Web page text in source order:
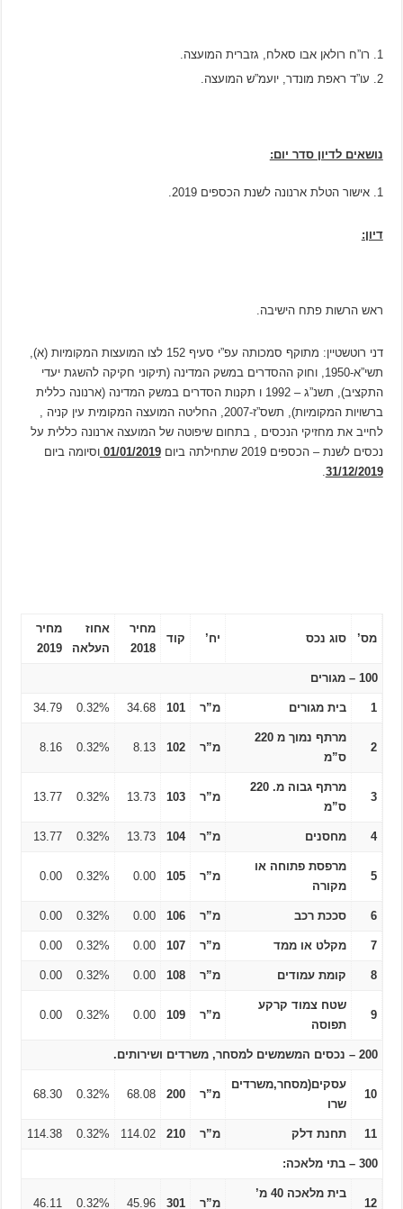
רו”ח רולאן אבו סאלח, גזברית המועצה.
עו”ד ראפת מונדר, יועמ”ש המועצה.
נושאים לדיון סדר יום:
אישור הטלת ארנונה לשנת הכספים 2019.
דיון:
ראש הרשות פתח הישיבה.
דני רוטשטיין: מתוקף סמכותה עפ”י סעיף 152 לצו המועצות המקומיות (א),
תשי”א-1950, וחוק ההסדרים במשק המדינה (תיקוני חקיקה להשגת יעדי
התקציב), תשנ”ג – 1992 ו תקנות הסדרים במשק המדינה (ארנונה כללית
ברשויות המקומיות), תשס”ז-2007, החליטה המועצה המקומית עין קניה ,
לחייב את מחזיקי הנכסים , בתחום שיפוטה של המועצה ארנונה כללית על
נכסים לשנת – הכספים 2019 שתחילתה ביום
01/01/2019 וסיומה ביום
31/12/2019
מס’ סוג נכס יח’ קוד
מחיר
2018
אחוז
העלאה
מחיר
2019
100 – מגורים
1 בית מגורים מ”ר 101
34.68
0.32%
34.79
2
מרתף נמוך מ 220
ס”מ
מ”ר 102
8.13
0.32%
8.16
3
מרתף גבוה מ. 220
ס”מ
מ”ר 103
13.73
0.32%
13.77
4 מחסנים מ”ר 104
13.73
0.32%
13.77
5
מרפסת פתוחה או
מקורה
מ”ר 105
0.00
0.32%
0.00
6 סככת רכב מ”ר 106
0.00
0.32%
0.00
7 מקלט או ממד מ”ר 107
0.00
0.32%
0.00
8 קומת עמודים מ”ר 108
0.00
0.32%
0.00
9
שטח צמוד קרקע
תפוסה
מ”ר 109
0.00
0.32%
0.00
200 – נכסים המשמשים למסחר, משרדים ושירותים.
10
עסקים(מסחר,משרדים
שרו
מ”ר 200
68.08
0.32%
68.30
11 תחנת דלק מ”ר 210
114.02
0.32%
114.38
300 – בתי מלאכה:
12
בית מלאכה 40 מ’
מ”ר 301
45.96
0.32%
46.11